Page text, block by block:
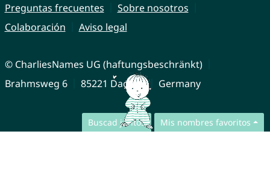
Buscad juntos Mis nombres favoritos
Preguntas frecuentes
Sobre nosotros
Colaboración
Aviso legal
© CharliesNames UG (haftungsbeschränkt)
Brahmsweg 6
85221 Dachau Germany